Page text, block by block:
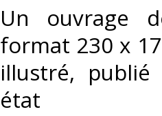
‎Un ouvrage
format 230 x
illustré,
état‎